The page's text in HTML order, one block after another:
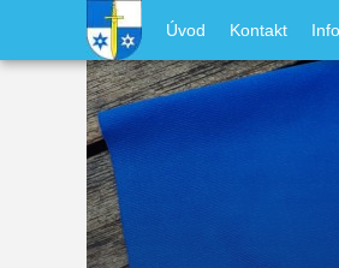
hlavnímu
User
account
menu
Úvod Kontakt